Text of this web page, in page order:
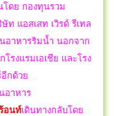
โดย กองทุนรวม
ท แอสเสท เวิรด์ รีเทล
อาหารริมน้ำ นอกจาก
รงแรมเอเชีย และโรง
กด้วย
อาหาร
อนท์เดินทางกลับโดย